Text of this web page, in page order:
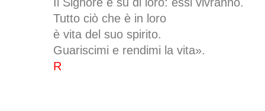
Tutto ciò che è in loro
è vita del suo spirito.
Guariscimi e rendimi la vita».
R